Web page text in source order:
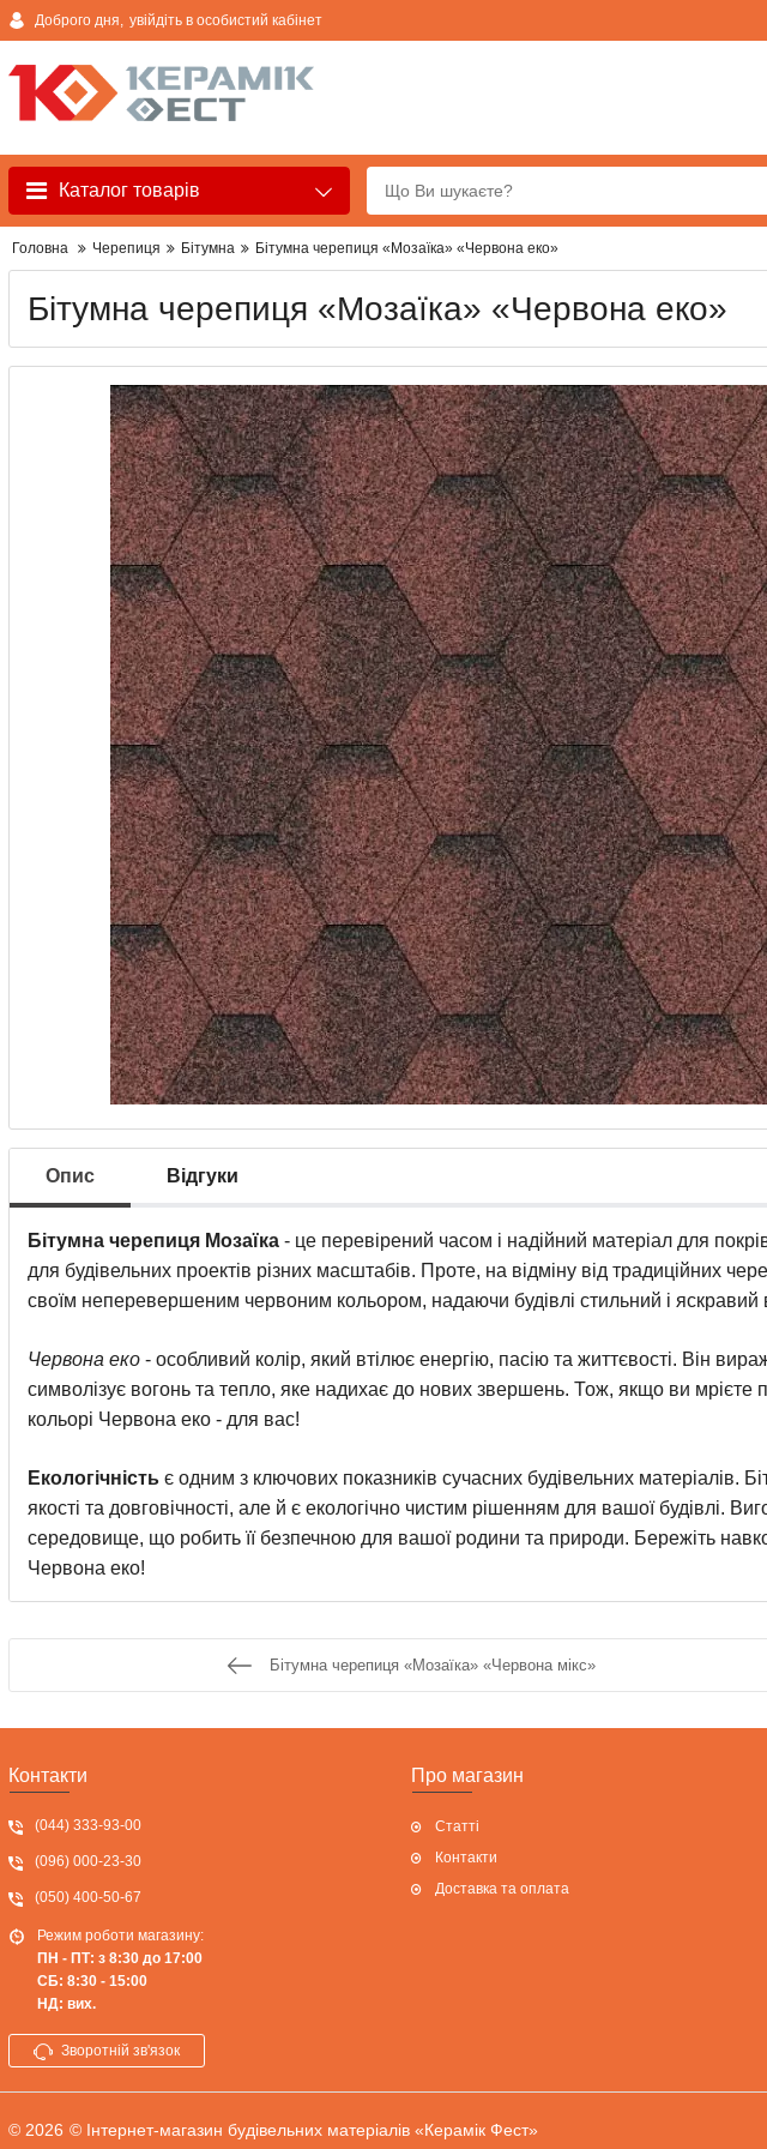
Доброго дня, увійдіть в особистий кабінет
Каталог товарів
Головна Черепиця Бітумна Бітумна черепиця «Мозаїка» «Червона еко»
Бітумна черепиця «Мозаїка» «Червона еко»
Опис Відгуки
Бітумна черепиця Мозаїка - це перевірений часом і надійний матеріал для
для будівельних проектів різних масштабів. Проте, на відміну від традиційних
своїм неперевершеним червоним кольором, надаючи будівлі стильний і яскравий
Червона еко - особливий колір, який втілює енергію, пасію та життєвості. Він
символізує вогонь та тепло, яке надихає до нових звершень. Тож, якщо ви мрієте
кольорі Червона еко - для вас!
Екологічність є одним з ключових показників сучасних будівельних матеріалів.
якості та довговічності, але й є екологічно чистим рішенням для вашої будівлі.
середовище, що робить її безпечною для вашої родини та природи. Бережіть
Червона еко!
Бітумна черепиця «Мозаїка» «Червона мікс»
Контакти
(044) 333-93-00
(096) 000-23-30
(050) 400-50-67
Режим роботи магазину:
ПН - ПТ: з 8:30 до 17:00
СБ: 8:30 - 15:00
НД: вих.
Зворотній зв'язок
Про магазин
Статті
Контакти
Доставка та оплата
© 2026 © Інтернет-магазин будівельних матеріалів «Керамік Фест»